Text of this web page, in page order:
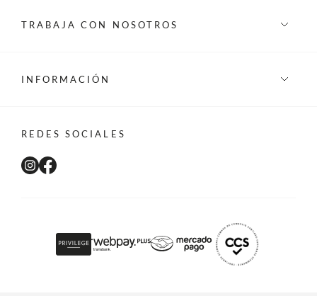
TRABAJA CON NOSOTROS
INFORMACIÓN
REDES SOCIALES